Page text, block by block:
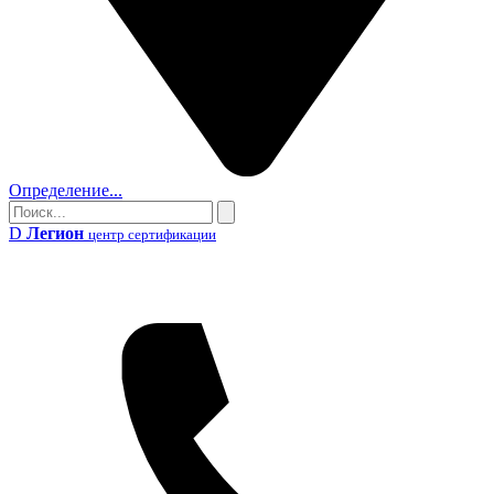
Определение...
Поиск
Поиск
D Легион центр сертификации